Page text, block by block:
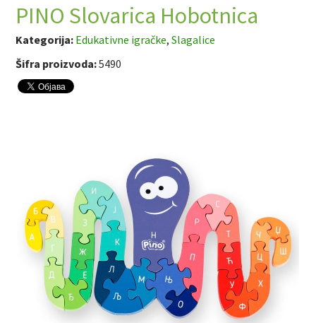
PINO Slovarica Hobotnica
Kategorija: Edukativne igračke,Slagalice
Šifra proizvoda:5490